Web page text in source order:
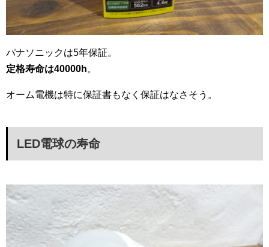
パナソニックは5年保証。
定格寿命は40000h。
オーム電機は特に保証書もなく保証はなさそう。
LED電球の寿命